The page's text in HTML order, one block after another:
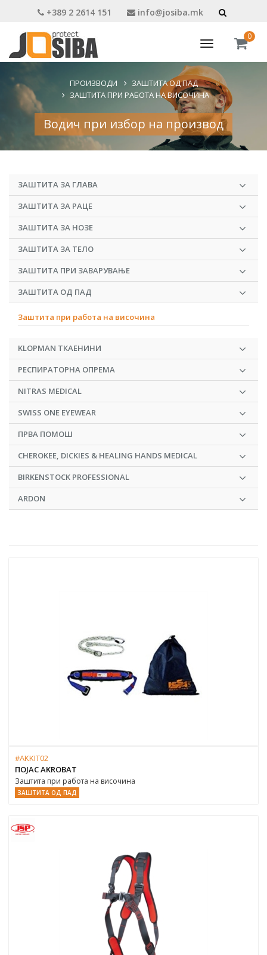
+389 2 2614 151 info@josiba.mk
Toggle
navigation
0
ПРОИЗВОДИ
ЗАШТИТА ОД ПАД
ЗАШТИТА ПРИ РАБОТА НА ВИСОЧИНА
Водич при избор на производ
ЗАШТИТА ЗА ГЛАВА
ЗАШТИТА ЗА РАЦЕ
ЗАШТИТА ЗА НОЗЕ
ЗАШТИТА ЗА ТЕЛО
ЗАШТИТА ПРИ ЗАВАРУВАЊЕ
ЗАШТИТА ОД ПАД
Заштита при работа на височина
KLOPMAN ТКАЕНИНИ
РЕСПИРАТОРНА ОПРЕМА
NITRAS MEDICAL
SWISS ONE EYEWEAR
ПРВА ПОМОШ
CHEROKEE, DICKIES & HEALING HANDS MEDICAL
BIRKENSTOCK PROFESSIONAL
ARDON
#AKKIT02
ПОЈАС AKROBAT
Заштита при работа на височина
ЗАШТИТА ОД ПАД